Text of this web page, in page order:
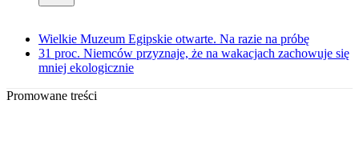
Wielkie Muzeum Egipskie otwarte. Na razie na próbę
31 proc. Niemców przyznaje, że na wakacjach zachowuje się
mniej ekologicznie
Promowane treści